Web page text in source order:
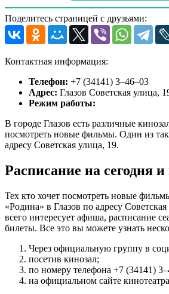
Поделитесь страницей с друзьями:
Контактная информация:
Телефон: +7 (34141) 3‒46‒03
Адрес: Глазов Советская улица,
Режим работы:
В городе Глазов есть различные
посмотреть новые фильмы. Один из
адресу Советская улица, 19.
Расписание на сегодня
Тех кто хочет посмотреть новые
«Родина» в Глазов по адресу
всего интересует афиша, расписание
билеты. Все это вы можете узнать
Через официальную группу в
посетив кинозал;
по номеру телефона +7 (34141)
на официальном сайте